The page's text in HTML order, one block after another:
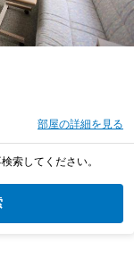
部屋の詳細を見る
索してください。